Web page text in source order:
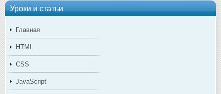
Уроки и статьи
Главная
HTML
CSS
JavaScript